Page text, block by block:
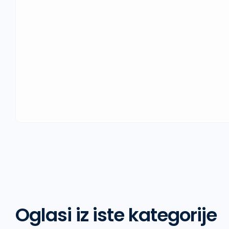
Oglasi iz iste kategorije